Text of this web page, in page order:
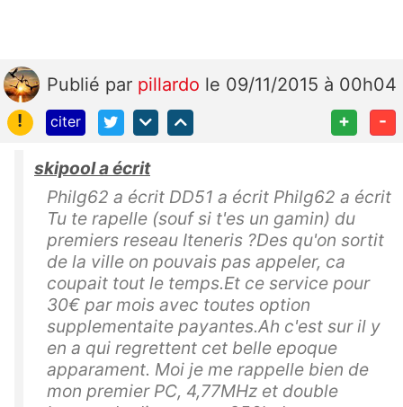
Publié par pillardo le 09/11/2015 à 00h04
!
citer + -
skipool a écrit
Philg62 a écrit DD51 a écrit Philg62 a écrit
Tu te rapelle (souf si t'es un gamin) du
premiers reseau Iteneris ?Des qu'on sortit
de la ville on pouvais pas appeler, ca
coupait tout le temps.Et ce service pour
30€ par mois avec toutes option
supplementaite payantes.Ah c'est sur il y
en a qui regrettent cet belle epoque
apparament. Moi je me rappelle bien de
mon premier PC, 4,77MHz et double